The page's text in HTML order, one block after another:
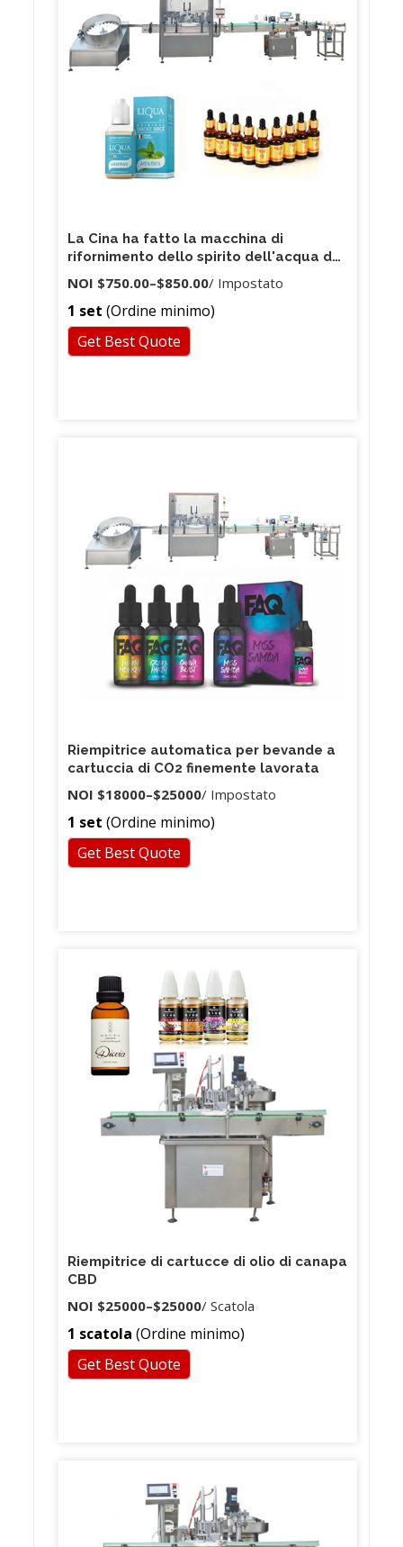
La Cina ha fatto la macchina di
rifornimento dello spirito dell'acqua da
mais della cartuccia dentale della
penna
NOI $750.00–$850.00/ Impostato
1 set (Ordine minimo)
Get Best Quote
Riempitrice automatica per bevande a
cartuccia di CO2 finemente lavorata
NOI $18000–$25000/ Impostato
1 set (Ordine minimo)
Get Best Quote
Riempitrice di cartucce di olio di canapa
CBD
NOI $25000–$25000/ Scatola
1 scatola (Ordine minimo)
Get Best Quote